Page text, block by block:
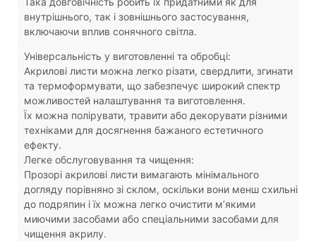
внутрішнього, так і зовнішнього застосування,
включаючи вплив сонячного світла.
Універсальність у виготовленні та обробці:
Акрилові листи можна легко різати, свердлити, згинати
та термоформувати, що забезпечує широкий спектр
можливостей налаштування та виготовлення.
Їх можна полірувати, травити або декорувати різними
техніками для досягнення бажаного естетичного
ефекту.
Легке обслуговування та чищення:
Прозорі акрилові листи вимагають мінімального
догляду порівняно зі склом, оскільки вони менш схильні
до подряпин і їх можна легко очистити м’якими
миючими засобами або спеціальними засобами для
чищення акрилу.